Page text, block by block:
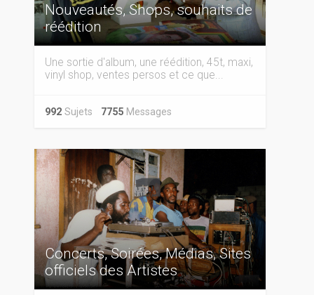
Nouveautés, Shops, souhaits de
réédition
Une sortie d'album, une réédition, 45t, maxi,
vinyl shop, ventes persos et ce que...
992Sujets 7755Messages
Concerts, Soirées, Médias, Sites
officiels des Artistes